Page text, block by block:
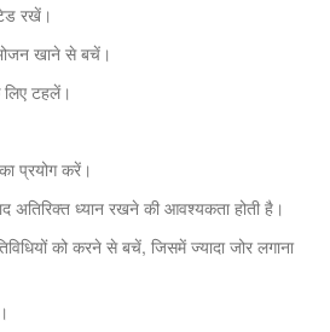
रखें।
खाने से बचें।
टहलें।
प्रयोग करें।
अतिरिक्त ध्यान रखने की आवश्यकता होती है।
को करने से बचें, जिसमें ज्यादा जोर लगाना